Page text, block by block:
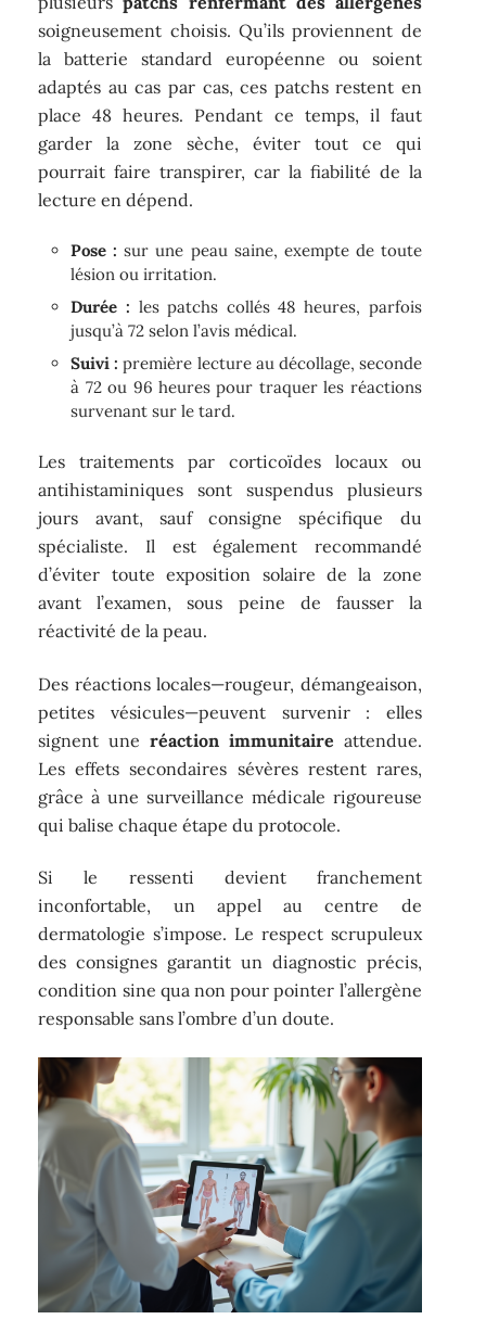
soigneusement choisis. Qu’ils proviennent de
la batterie standard européenne ou soient
adaptés au cas par cas, ces patchs restent en
place 48 heures. Pendant ce temps, il faut
garder la zone sèche, éviter tout ce qui
pourrait faire transpirer, car la fiabilité de la
lecture en dépend.
Pose : sur une peau saine, exempte de toute
lésion ou irritation.
Durée : les patchs collés 48 heures, parfois
jusqu’à 72 selon l’avis médical.
Suivi : première lecture au décollage, seconde
à 72 ou 96 heures pour traquer les réactions
survenant sur le tard.
Les traitements par corticoïdes locaux ou
antihistaminiques sont suspendus plusieurs
jours avant, sauf consigne spécifique du
spécialiste. Il est également recommandé
d’éviter toute exposition solaire de la zone
avant l’examen, sous peine de fausser la
réactivité de la peau.
Des réactions locales—rougeur, démangeaison,
petites vésicules—peuvent survenir : elles
signent une réaction immunitaire attendue.
Les effets secondaires sévères restent rares,
grâce à une surveillance médicale rigoureuse
qui balise chaque étape du protocole.
Si le ressenti devient franchement
inconfortable, un appel au centre de
dermatologie s’impose. Le respect scrupuleux
des consignes garantit un diagnostic précis,
condition sine qua non pour pointer l’allergène
responsable sans l’ombre d’un doute.